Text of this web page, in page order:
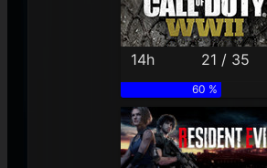
14h 21 / 35
60 %